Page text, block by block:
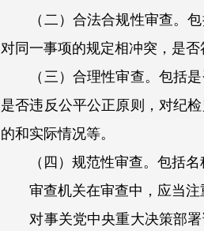
（二）合法合规性审查。包
对同一事项的规定相冲突，是
（三）合理性审查。包括是
是否违反公平公正原则，对纪
的和实际情况等。
（四）规范性审查。包括名
审查机关在审查中，应当注
对事关党中央重大决策部署